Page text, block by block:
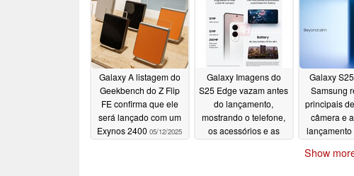
Galaxy A listagem do
Geekbench do Z Flip
FE confirma que ele
será lançado com um
Exynos 2400 05/12/2025
Galaxy Imagens do
S25 Edge vazam antes
do lançamento,
mostrando o telefone,
os acessórios e as
Galaxy
Samsung
principais
câmera e
Show